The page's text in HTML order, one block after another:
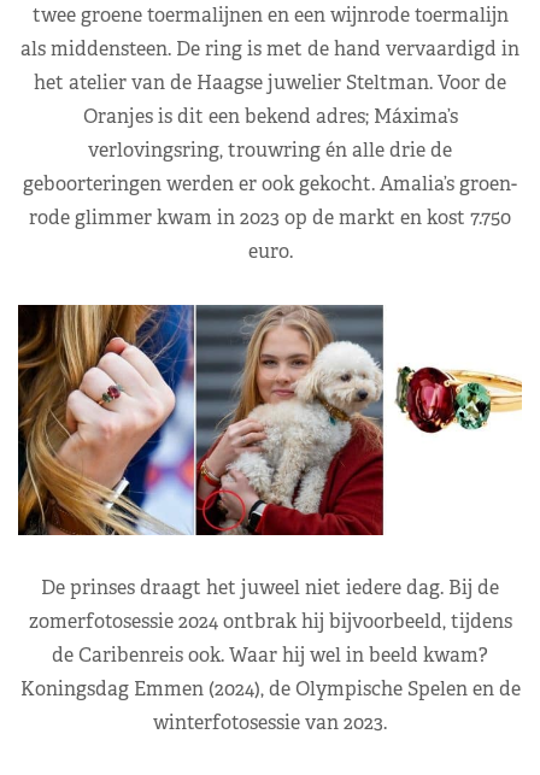
twee groene toermalijnen en een wijnrode toermalijn
als middensteen. De ring is met de hand vervaardigd in
het atelier van de Haagse juwelier Steltman. Voor de
Oranjes is dit een bekend adres; Máxima’s
verlovingsring, trouwring én alle drie de
geboorteringen werden er ook gekocht. Amalia’s groen-
rode glimmer kwam in 2023 op de markt en kost 7.750
euro.
De prinses draagt het juweel niet iedere dag. Bij de
zomerfotosessie 2024 ontbrak hij bijvoorbeeld, tijdens
de Caribenreis ook. Waar hij wel in beeld kwam?
Koningsdag Emmen (2024), de Olympische Spelen en de
winterfotosessie van 2023.